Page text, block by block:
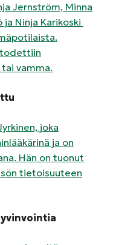
Jernström, Minna
ja Ninja Karikoski
todettiin
vamma.
joka
ja on
Hän on tuonut
tietoisuuteen